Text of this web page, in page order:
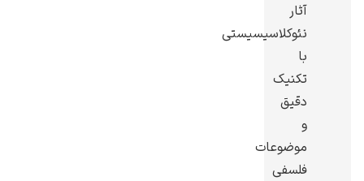
آثار
نئوکلاسیسیستی
با
تکنیک
دقیق
و
موضوعات
فلسفی